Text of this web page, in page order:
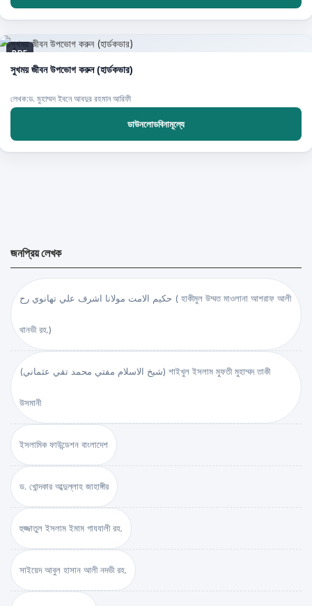
PDF
সুখময় জীবন উপভোগ করুন (হার্ডকভার)
লেখক:ড. মুহাম্মদ ইবনে আবদুর রহমান আরিফী
ডাউনলোডবিনামূল্যে
জনপ্রিয় লেখক
حكيم الامت مولانا اشرف علي تهانوي رح ( হাকীমুল উম্মত মাওলানা আশরাফ আলী
থানভী রহ.)
(شيخ الاسلام مفتي محمد تقي عثماني) শাইখুল ইসলাম মুফতী মুহাম্মদ তাকী
উসমানী
ইসলামিক ফাউন্ডেশন বাংলাদেশ
ড. খোন্দকার আব্দুল্লাহ জাহাঙ্গীর
হুজ্জাতুল ইসলাম ইমাম গাযযালী রহ.
সাইয়েদ আবুল হাসান আলী নদভী রহ.